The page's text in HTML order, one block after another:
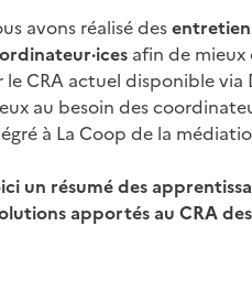
avons réalisé des
afin de mieux
le CRA actuel disponible
au besoin des
à La Coop de la
un résumé des
apportés au CRA